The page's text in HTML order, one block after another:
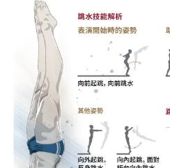
臺灣香港
人物訪談
日本入門